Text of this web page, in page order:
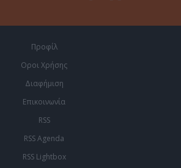
Προφίλ
Οροι Χρήσης
Διαφήμιση
Επικοινωνία
RSS
RSS Agenda
RSS Lightbox